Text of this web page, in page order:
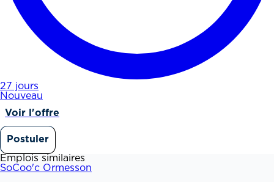
27 jours
Nouveau
Voir l'offre
Postuler
Emplois similaires
SoCoo'c Ormesson